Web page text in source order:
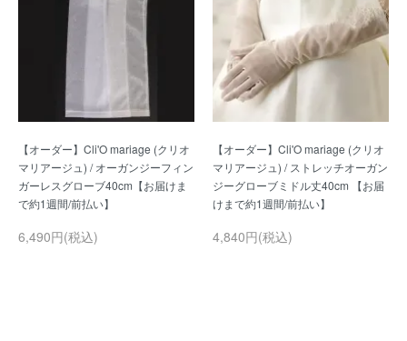
【オーダー】Cli'O mariage (クリオ
マリアージュ) / オーガンジーフィン
ガーレスグローブ40cm【お届けま
6,490円(税込)
【オーダー】Cli'O mariage (クリオ
マリアージュ) / ストレッチオーガン
ジーグローブミドル丈40cm 【お届
4,840円(税込)